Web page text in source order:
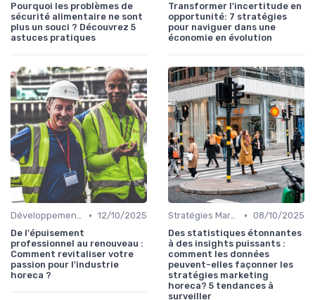
Pourquoi les problèmes de
sécurité alimentaire ne sont
plus un souci ? Découvrez 5
astuces pratiques
Transformer l'incertitude en
opportunité: 7 stratégies
pour naviguer dans une
économie en évolution
Développement personnel • 12/10/2025
De l'épuisement
professionnel au renouveau :
Comment revitaliser votre
passion pour l'industrie
horeca ?
Stratégies Marketing • 08/10/2025
Des statistiques étonnantes
à des insights puissants :
comment les données
peuvent-elles façonner les
stratégies marketing
horeca? 5 tendances à
surveiller